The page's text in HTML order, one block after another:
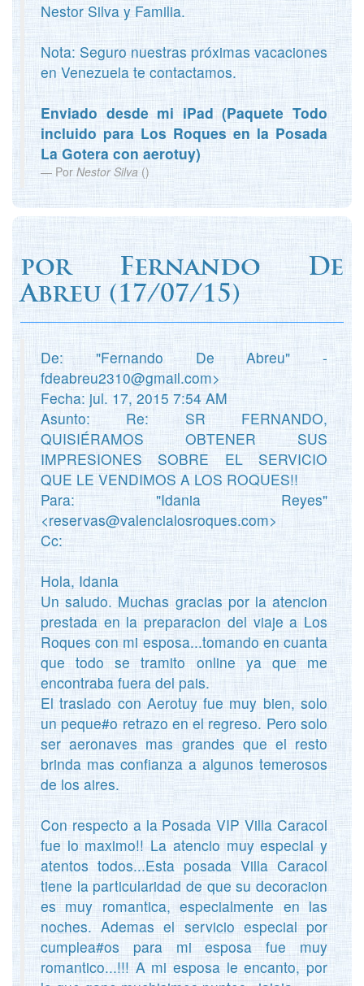
Nestor Silva y Familia.
Nota: Seguro nuestras próximas vacaciones
en Venezuela te contactamos.
Enviado desde mi iPad (Paquete Todo
incluido para Los Roques en la Posada
La Gotera con aerotuy)
Por Nestor Silva ()
por Fernando De
Abreu (17/07/15)
De: "Fernando De Abreu" -
fdeabreu2310@gmail.com>
Fecha: jul. 17, 2015 7:54 AM
Asunto: Re: SR FERNANDO,
QUISIÉRAMOS OBTENER SUS
IMPRESIONES SOBRE EL SERVICIO
QUE LE VENDIMOS A LOS ROQUES!!
Para: "Idania Reyes"
<reservas@valencialosroques.com>
Cc:
Hola, Idania
Un saludo. Muchas gracias por la atencion
prestada en la preparacion del viaje a Los
Roques con mi esposa...tomando en cuanta
que todo se tramito online ya que me
encontraba fuera del pais.
El traslado con Aerotuy fue muy bien, solo
un peque#o retrazo en el regreso. Pero solo
ser aeronaves mas grandes que el resto
brinda mas confianza a algunos temerosos
de los aires.
Con respecto a la Posada VIP Villa Caracol
fue lo maximo!! La atencio muy especial y
atentos todos...Esta posada Villa Caracol
tiene la particularidad de que su decoracion
es muy romantica, especialmente en las
noches. Ademas el servicio especial por
cumplea#os para mi esposa fue muy
romantico...!!! A mi esposa le encanto, por